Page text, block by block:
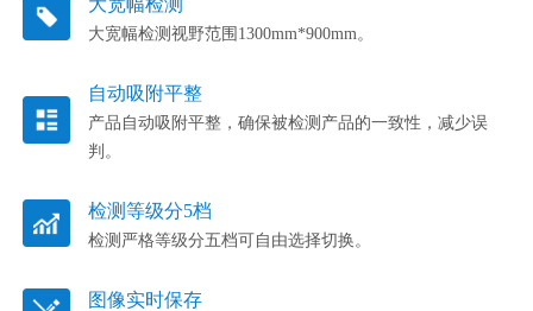
大宽幅检测视野范围1300mm*900mm。
自动吸附平整
产品自动吸附平整，确保被检测产品的一致性，减少误
判。
检测等级分5档
检测严格等级分五档可自由选择切换。
图像实时保存